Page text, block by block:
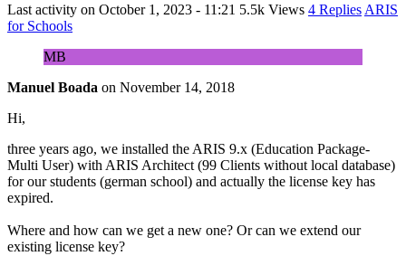
Last activity on October 1, 2023 - 11:21 5.5k Views 4 Replies ARIS
for Schools
MB
Manuel Boada on November 14, 2018
Hi,
three years ago, we installed the ARIS 9.x (Education Package-
Multi User) with ARIS Architect (99 Clients without local database)
for our students (german school) and actually the license key has
expired.
Where and how can we get a new one? Or can we extend our
existing license key?